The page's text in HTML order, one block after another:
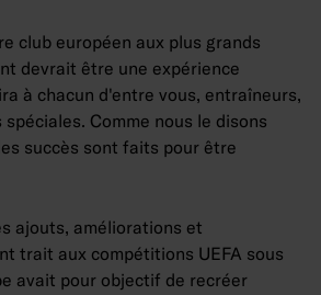
club européen aux plus grands
devrait être une expérience
à chacun d'entre vous, entraîneurs,
Comme nous le disons
succès sont faits pour être
ajouts, améliorations et
trait aux compétitions UEFA sous
avait pour objectif de recréer